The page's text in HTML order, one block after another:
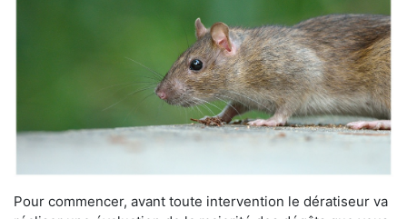
Pour commencer, avant toute intervention le dératiseur va